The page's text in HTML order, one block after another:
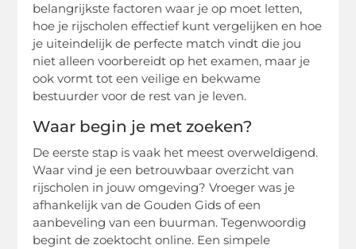
belangrijkste factoren waar je op moet letten,
hoe je rijscholen effectief kunt vergelijken en hoe
je uiteindelijk de perfecte match vindt die jou
niet alleen voorbereidt op het examen, maar je
ook vormt tot een veilige en bekwame
bestuurder voor de rest van je leven.
Waar begin je met zoeken?
De eerste stap is vaak het meest overweldigend.
Waar vind je een betrouwbaar overzicht van
rijscholen in jouw omgeving? Vroeger was je
afhankelijk van de Gouden Gids of een
aanbeveling van een buurman. Tegenwoordig
begint de zoektocht online. Een simpele